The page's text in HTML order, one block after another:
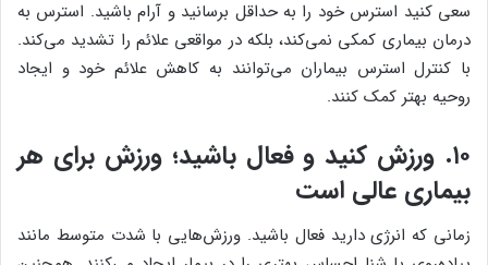
سعی کنید استرس خود را به حداقل برسانید و آرام باشید. استرس به
درمان بیماری کمکی نمی‌کند، بلکه در مواقعی علائم را تشدید می‌کند.
با کنترل استرس بیماران می‌توانند به کاهش علائم خود و ایجاد
روحیه بهتر کمک کنند.
۱۰. ورزش کنید و فعال باشید؛ ورزش برای هر
بیماری عالی است
زمانی که انرژی دارید فعال باشید. ورزش‌هایی با شدت متوسط مانند